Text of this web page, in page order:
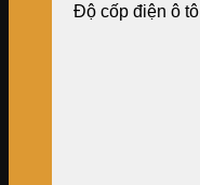
Độ cốp điện ô tô